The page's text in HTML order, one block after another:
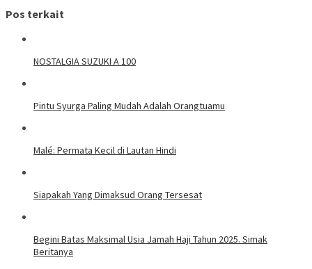
Pos terkait
NOSTALGIA SUZUKI A 100
Pintu Syurga Paling Mudah Adalah Orangtuamu
Malé: Permata Kecil di Lautan Hindi
Siapakah Yang Dimaksud Orang Tersesat
Begini Batas Maksimal Usia Jamah Haji Tahun 2025. Simak
Beritanya